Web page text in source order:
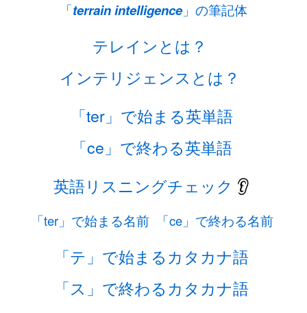
「terrain intelligence」の筆記体
テレインとは？
インテリジェンスとは？
「ter」で始まる英単語
「ce」で終わる英単語
英語リスニングチェック 👂
「ter」で始まる名前 「ce」で終わる名前
「テ」で始まるカタカナ語
「ス」で終わるカタカナ語